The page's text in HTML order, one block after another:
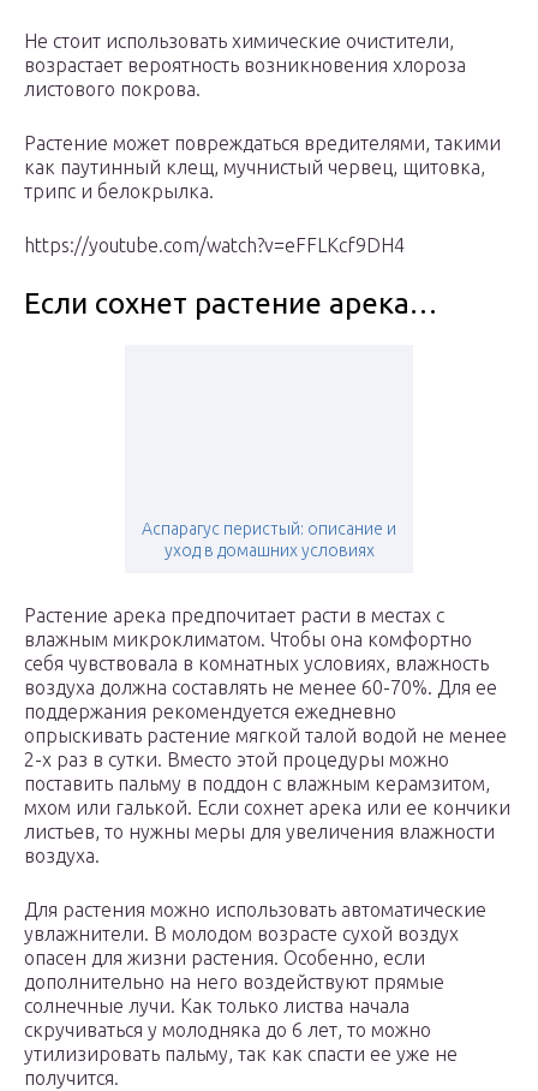
Не стоит использовать химические очистители,
возрастает вероятность возникновения хлороза
листового покрова.
Растение может повреждаться вредителями, такими
как паутинный клещ, мучнистый червец, щитовка,
трипс и белокрылка.
https://youtube.com/watch?v=eFFLKcf9DH4
Если сохнет растение арека…
Аспарагус перистый: описание и
уход в домашних условиях
Растение арека предпочитает расти в местах с
влажным микроклиматом. Чтобы она комфортно
себя чувствовала в комнатных условиях, влажность
воздуха должна составлять не менее 60-70%. Для ее
поддержания рекомендуется ежедневно
опрыскивать растение мягкой талой водой не менее
2-х раз в сутки. Вместо этой процедуры можно
поставить пальму в поддон с влажным керамзитом,
мхом или галькой. Если сохнет арека или ее кончики
листьев, то нужны меры для увеличения влажности
воздуха.
Для растения можно использовать автоматические
увлажнители. В молодом возрасте сухой воздух
опасен для жизни растения. Особенно, если
дополнительно на него воздействуют прямые
солнечные лучи. Как только листва начала
скручиваться у молодняка до 6 лет, то можно
утилизировать пальму, так как спасти ее уже не
получится.